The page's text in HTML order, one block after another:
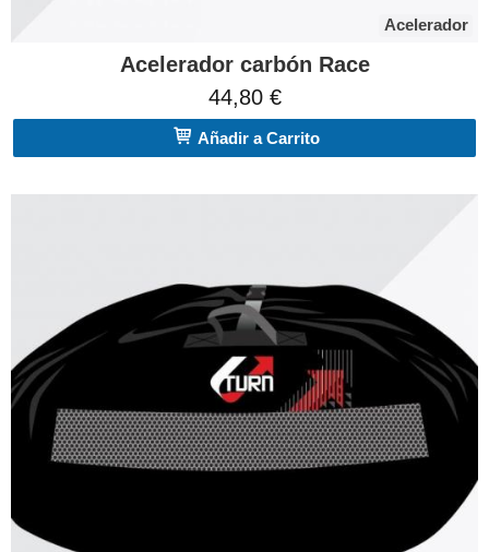
Acelerador
Acelerador carbón Race
44,80 €
Añadir a Carrito